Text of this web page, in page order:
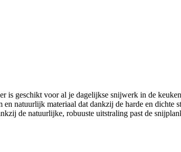
is geschikt voor al je dagelijkse snijwerk in de
natuurlijk materiaal dat dankzij de harde en
de natuurlijke, robuuste uitstraling past de